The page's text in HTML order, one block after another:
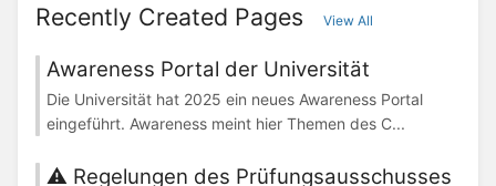
Recently Created Pages View All
Awareness Portal der Universität
Die Universität hat 2025 ein neues Awareness Portal
eingeführt. Awareness meint hier Themen des C...
⚠️ Regelungen des Prüfungsausschusses